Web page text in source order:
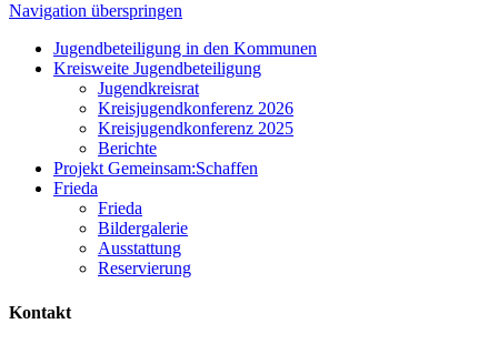
Navigation überspringen
Jugendbeteiligung in den Kommunen
Kreisweite Jugendbeteiligung
Jugendkreisrat
Kreisjugendkonferenz 2026
Kreisjugendkonferenz 2025
Berichte
Projekt Gemeinsam:Schaffen
Frieda
Frieda
Bildergalerie
Ausstattung
Reservierung
Kontakt